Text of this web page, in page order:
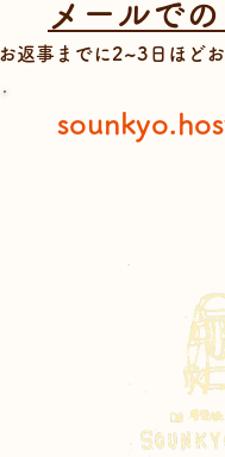
メールで
お返事までに2~3日ほど